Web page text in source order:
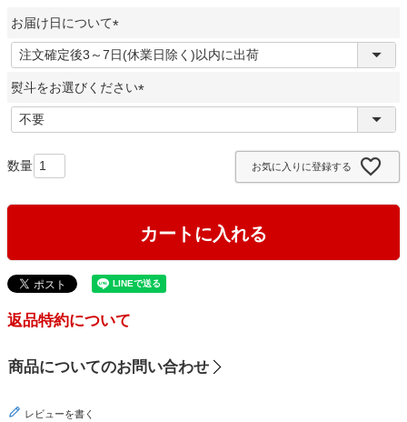
お届け日について
(
必
須
)
熨斗をお選びください
必
お気に入りに登録する
カートに入れる
返品特約について
商品についてのお問い合わせ
レビューを書く